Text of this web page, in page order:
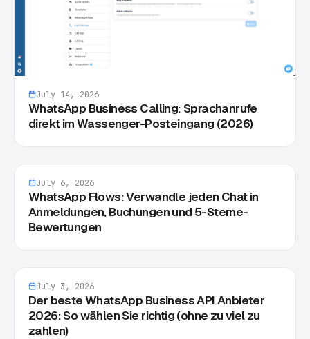
July 14, 2026
WhatsApp Business Calling: Sprachanrufe
direkt im Wassenger-Posteingang (2026)
July 6, 2026
WhatsApp Flows: Verwandle jeden Chat in
Anmeldungen, Buchungen und 5-Sterne-
Bewertungen
July 3, 2026
Der beste WhatsApp Business API Anbieter
2026: So wählen Sie richtig (ohne zu viel zu
zahlen)